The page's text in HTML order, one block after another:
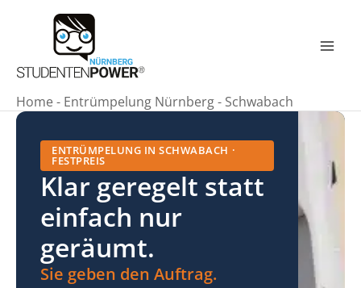
Home- Entrümpelung Nürnberg- Schwabach
ENTRÜMPELUNG IN SCHWABACH ·
FESTPREIS
Klar geregelt statt
einfach nur
geräumt.
Sie geben den Auftrag.